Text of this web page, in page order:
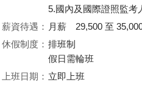
5.國內及國際證照監考
薪資待遇： 月薪 29,500 至
休假制度： 排班制
假日需輪班
上班日期： 立即上班